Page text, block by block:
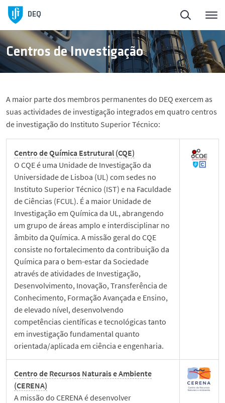
DEQ
Sobre o DEQ
Ensino
Mobilidade
Investigação e Inovação
Divulgação
Scouting
Segurança
Notícias
Eventos
Contactos
Centros de Investigação
A maior parte dos membros permanentes do DEQ exercem as
suas actividades de investigação integrados em quatro centros
de investigação do Instituto Superior Técnico:
Centro de Química Estrutural (CQE)
O CQE é uma Unidade de Investigação da
Universidade de Lisboa (UL) com sedes no
Instituto Superior Técnico (IST) e na Faculdade
de Ciências (FCUL). É a maior Unidade de
Investigação em Química da UL, abrangendo
um grupo de áreas amplo e interdisciplinar no
âmbito da Química. A missão geral do CQE
consiste no fortalecimento da contribuição da
Química para o bem-estar da Sociedade
através de atividades de Investigação,
Desenvolvimento, Inovação, Transferência de
Conhecimento, Formação Avançada e Ensino,
de elevado nível, desenvolvendo
competências científicas e tecnológicas tanto
em investigação fundamental quanto
orientada/aplicada em ciência e engenharia.
Centro de Recursos Naturais e Ambiente
(CERENA)
A missão do CERENA é desenvolver